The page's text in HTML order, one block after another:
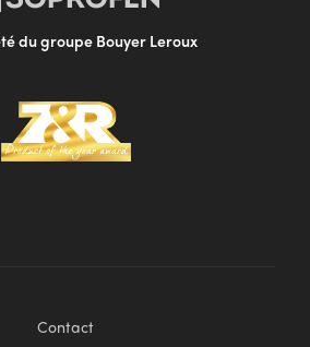
du groupe Bouyer Leroux
Contact